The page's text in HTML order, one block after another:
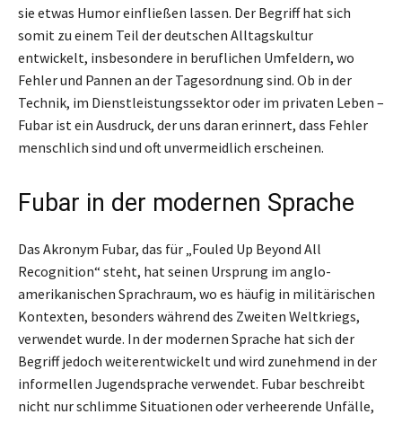
sie etwas Humor einfließen lassen. Der Begriff hat sich
somit zu einem Teil der deutschen Alltagskultur
entwickelt, insbesondere in beruflichen Umfeldern, wo
Fehler und Pannen an der Tagesordnung sind. Ob in der
Technik, im Dienstleistungssektor oder im privaten Leben –
Fubar ist ein Ausdruck, der uns daran erinnert, dass Fehler
menschlich sind und oft unvermeidlich erscheinen.
Fubar in der modernen Sprache
Das Akronym Fubar, das für „Fouled Up Beyond All
Recognition“ steht, hat seinen Ursprung im anglo-
amerikanischen Sprachraum, wo es häufig in militärischen
Kontexten, besonders während des Zweiten Weltkriegs,
verwendet wurde. In der modernen Sprache hat sich der
Begriff jedoch weiterentwickelt und wird zunehmend in der
informellen Jugendsprache verwendet. Fubar beschreibt
nicht nur schlimme Situationen oder verheerende Unfälle,